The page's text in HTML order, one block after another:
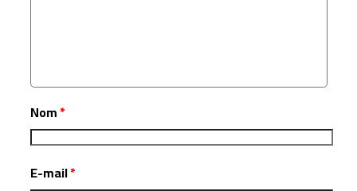
Nom*
E-mail*